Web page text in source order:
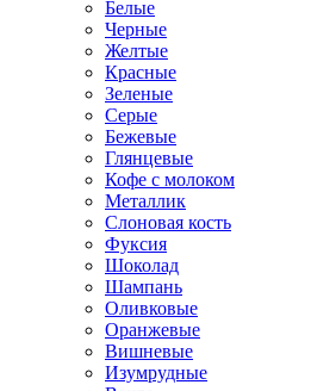
Белые
Черные
Желтые
Красные
Зеленые
Серые
Бежевые
Глянцевые
Кофе с молоком
Металлик
Слоновая кость
Фуксия
Шоколад
Шампань
Оливковые
Оранжевые
Вишневые
Изумрудные